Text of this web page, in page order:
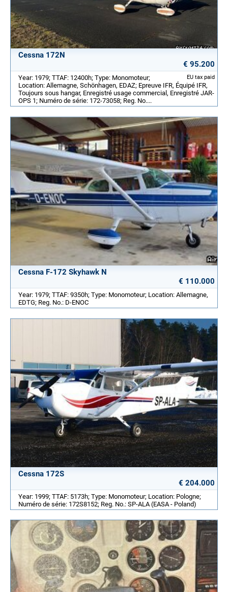
Cessna 172N
€ 95.200
EU tax paid
Year: 1979; TTAF: 12400h; Type: Monomoteur;
Location: Allemagne, Schönhagen, EDAZ; Epreuve IFR, Équipé IFR,
Toujours sous hangar, Enregistré usage commercial, Enregistré JAR-
OPS 1; Numéro de série: 172-73058; Reg. No....
Cessna F-172 Skyhawk N
€ 110.000
Year: 1979; TTAF: 9350h; Type: Monomoteur; Location: Allemagne,
EDTG; Reg. No.: D-ENOC
Cessna 172S
€ 204.000
Year: 1999; TTAF: 5173h; Type: Monomoteur; Location: Pologne;
Numéro de série: 172S8152; Reg. No.: SP-ALA (EASA - Poland)